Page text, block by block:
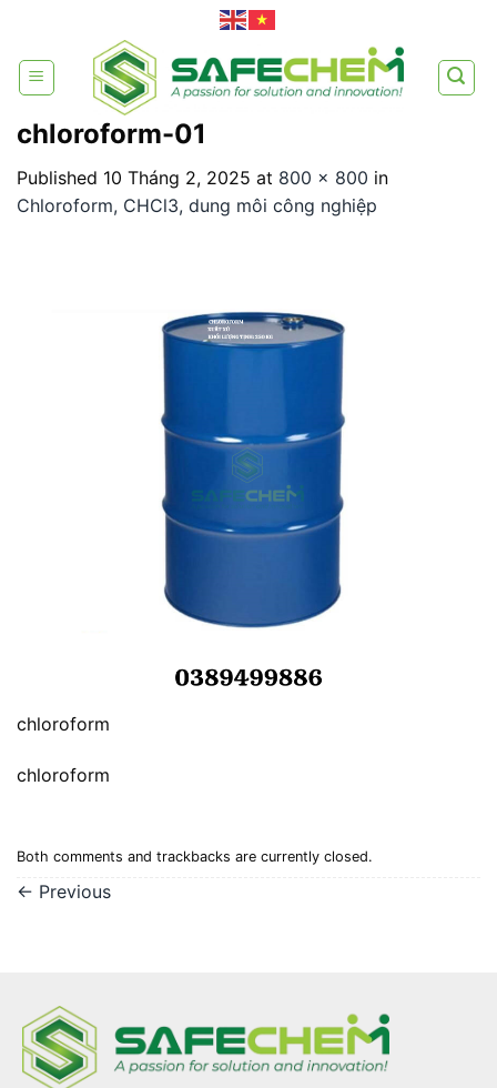
content
chloroform-01
Published 10 Tháng 2, 2025 at 800 × 800 in
Chloroform, CHCl3, dung môi công nghiệp
chloroform
chloroform
Both comments and trackbacks are currently closed.
← Previous